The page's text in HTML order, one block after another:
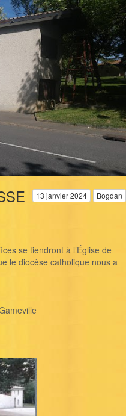
13 janvier 2024 Bogdan
se tiendront à l’Église de
le diocèse catholique nous a